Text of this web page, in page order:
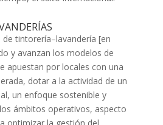
tintorería–lavandería [en
y avanzan los modelos de
apuestan por locales con una
dotar a la actividad de un
un enfoque sostenible y
ámbitos operativos, aspecto
optimizar la gestión del